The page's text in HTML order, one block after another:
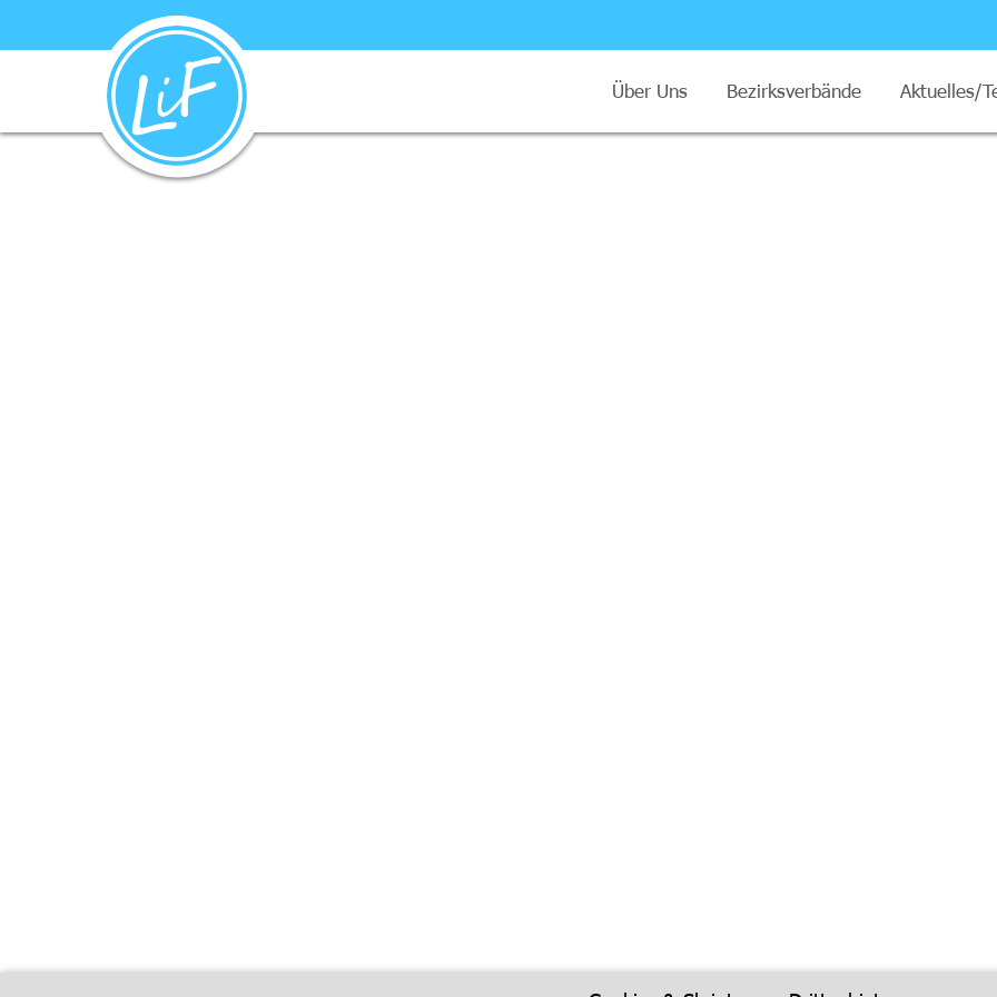
Über Uns Bezirksverbände Aktuelles/